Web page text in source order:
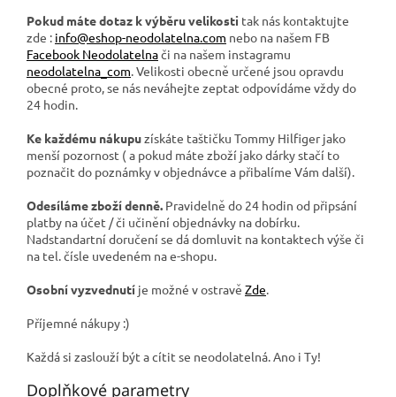
Pokud máte dotaz k výběru velikosti tak nás kontaktujte
zde : info@eshop-neodolatelna.com nebo na našem FB
Facebook Neodolatelnači na našem instagramu
neodolatelna_com. Velikosti obecně určené jsou opravdu
obecné proto, se nás neváhejte zeptat odpovídáme vždy do
24 hodin.
Ke každému nákupuzískáte taštičku Tommy Hilfiger jako
menší pozornost ( a pokud máte zboží jako dárky stačí to
poznačit do poznámky v objednávce a přibalíme Vám další).
Odesíláme zboží denně. Pravidelně do 24 hodin od připsání
platby na účet / či učinění objednávky na dobírku.
Nadstandartní doručení se dá domluvit na kontaktech výše či
na tel. čísle uvedeném na e-shopu.
Osobní vyzvednutí je možné v ostravě Zde.
Příjemné nákupy :)
Každá si zaslouží být a cítit se neodolatelná. Ano i Ty!
Doplňkové parametry